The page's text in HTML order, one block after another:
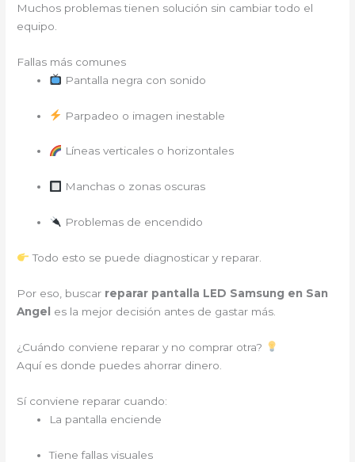
Muchos problemas tienen solución sin cambiar todo el
equipo.
Fallas más comunes
Pantalla negra con sonido
Parpadeo o imagen inestable
Líneas verticales o horizontales
Manchas o zonas oscuras
Problemas de encendido
Todo esto se puede diagnosticar y reparar.
Por eso, buscar reparar pantalla LED Samsung en San
Angel es la mejor decisión antes de gastar más.
¿Cuándo conviene reparar y no comprar otra?
Aquí es donde puedes ahorrar dinero.
Sí conviene reparar cuando:
La pantalla enciende
Tiene fallas visuales